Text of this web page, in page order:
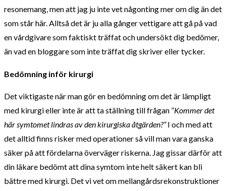
resonemang, men att jag ju inte vet någonting mer om dig än det
som står här. Alltså det är ju alla gånger vettigare att gå på vad
en vårdgivare som faktiskt träffat och undersökt dig bedömer,
än vad en bloggare som inte träffat dig skriver eller tycker.
Bedömning inför kirurgi
Det viktigaste när man gör en bedömning om det är lämpligt
med kirurgi eller inte är att ta ställning till frågan ”Kommer det
här symtomet lindras av den kirurgiska åtgärden?”I och med att
det alltid finns risker med operationer så vill man vara ganska
säker på att fördelarna överväger riskerna. Jag gissar därför att
din läkare bedömt att dina symtom inte helt säkert kan bli
bättre med kirurgi. Det vi vet om mellangårdsrekonstruktioner